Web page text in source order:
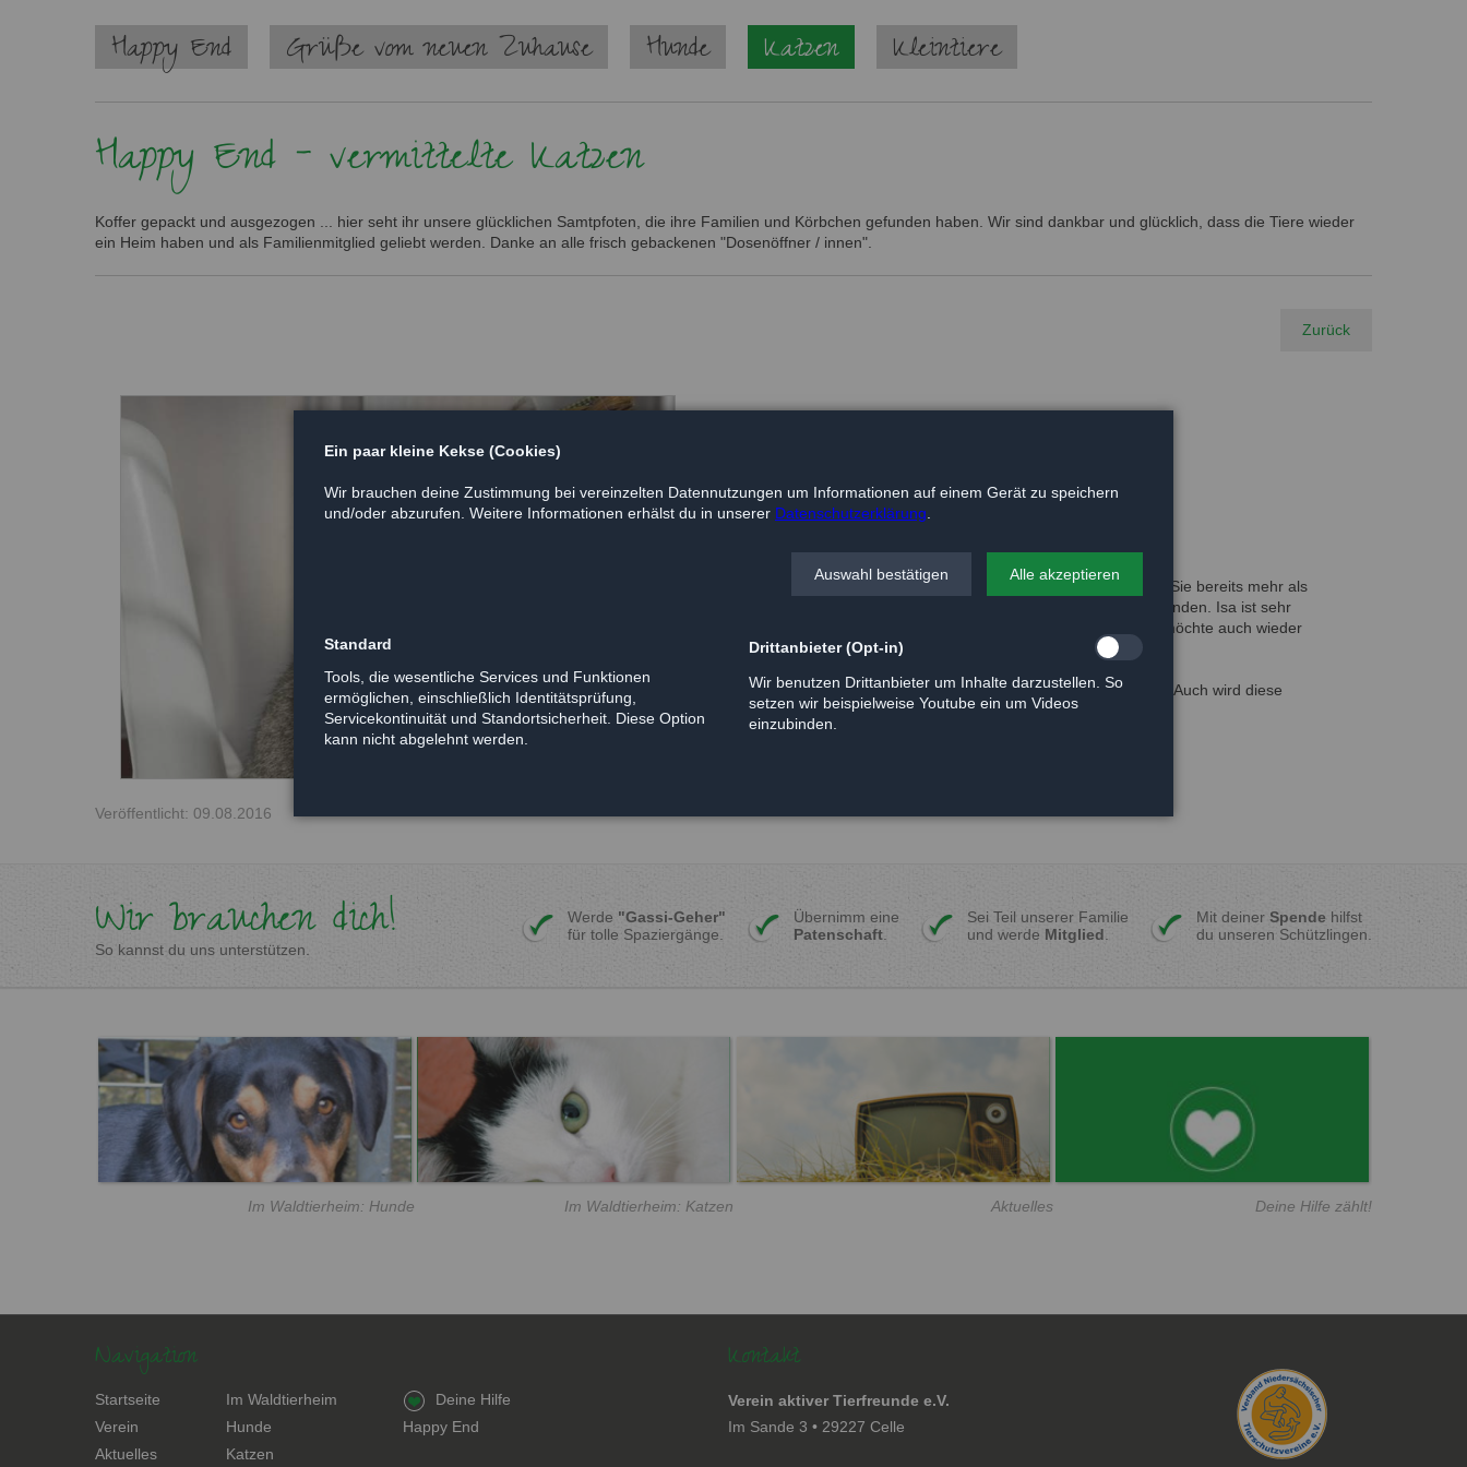
Navigation
überspringen
Happy End Grüße vom neuen Zuhause Hunde Katzen Kleintiere
Happy End - vermittelte Katzen
Koffer gepackt und ausgezogen ... hier seht ihr unsere glücklichen Samtpfoten, die ihre Familien und Körbchen gefunden haben. Wir sind dankbar und glücklich, dass die Tiere wieder
ein Heim haben und als Familienmitglied geliebt werden. Danke an alle frisch gebackenen "Dosenöffner / innen".
Zurück
Geboren: -
Isa ist in der Carstensstraße aufgegriffen worden. Hier irrte Sie bereits mehr als
zwei Wochen herum und versuchte ein neues Zuhause zu finden. Isa ist sehr
menschenbezogen, liebt Streicheleinheiten über alles und möchte auch wieder
Freigang genießen.
Leider ist Isa nicht gechippt, oder sonstwie gekennzeichnet. Auch wird diese
wunderbare Katze nicht gesucht.
Veröffentlicht: 09.08.2016
Wir brauchen dich!
So kannst du uns unterstützen.
Werde "Gassi-Geher"
für tolle Spaziergänge.
Übernimm eine
Patenschaft
Sei Teil unserer Familie
und werde Mitglied
Mit deiner Spende hilfst
du unseren Schützlingen.
Im Waldtierheim: Hunde Im Waldtierheim: Katzen Aktuelles Deine Hilfe zählt!
Navigation
Navigation
überspringen
Startseite
Verein
Aktuelles
Navigation
überspringen
Im Waldtierheim
Hunde
Katzen
Navigation
überspringen
Deine Hilfe
Happy End
Kontakt
Verein aktiver Tierfreunde e.V.
Im Sande 3 • 29227 Celle
Ein paar kleine Kekse (Cookies)
Wir brauchen deine Zustimmung bei vereinzelten Datennutzungen um Informationen auf einem Gerät zu speichern
und/oder abzurufen. Weitere Informationen erhälst du in unserer Datenschutzerklärung.
Auswahl bestätigen Alle akzeptieren
Standard
Tools, die wesentliche Services und Funktionen
ermöglichen, einschließlich Identitätsprüfung,
Servicekontinuität und Standortsicherheit. Diese Option
kann nicht abgelehnt werden.
Drittanbieter (Opt-in)
Wir benutzen Drittanbieter um Inhalte darzustellen. So
setzen wir beispielweise Youtube ein um Videos
einzubinden.